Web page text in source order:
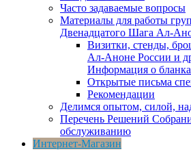
Часто задаваемые вопросы
Материалы для работы
Двенадцатого Шага Ал-
Визитки, стенды,
Ал-Аноне России и
Информация о
Открытые письма
Рекомендации
Делимся опытом, силой,
Перечень Решений
обслуживанию
Интернет-Магазин